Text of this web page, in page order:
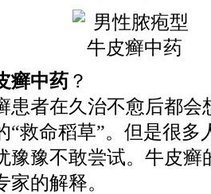
癣中药 ？
者在久治不愈后都会
“救命稻草”。但是很多
豫豫不敢尝试。牛皮癣
的解释。